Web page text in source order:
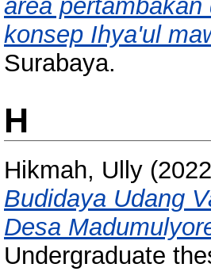
area
konsep Ihya'ul
Surabaya.
H
Hikmah, Ully
Budidaya Udang
Desa
Undergraduate